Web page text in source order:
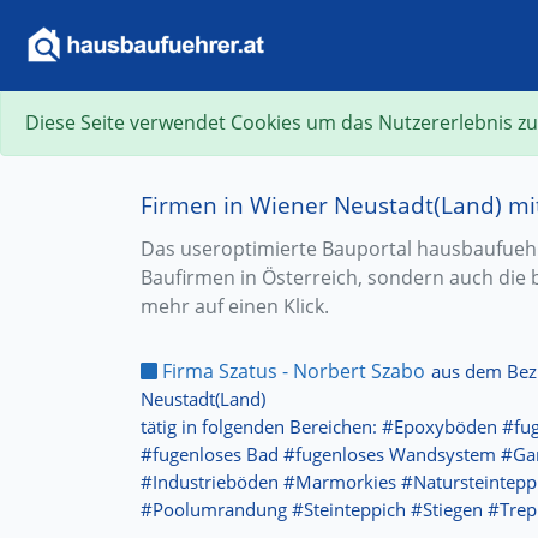
Firmen in Wiener Neustadt(Land)
Das useroptimierte Bauportal
Baufirmen in Österreich, sondern auch die
mehr auf einen Klick.
Firma Szatus - Norbert Szabo aus dem
Neustadt(Land)
tätig in folgenden Bereichen: #Epoxyböden
#fugenloses Bad #fugenloses Wandsystem
#Industrieböden #Marmorkies
#Poolumrandung #Steinteppich #Stiegen
Diese Seite verwendet Cookies um das Nutzererlebnis